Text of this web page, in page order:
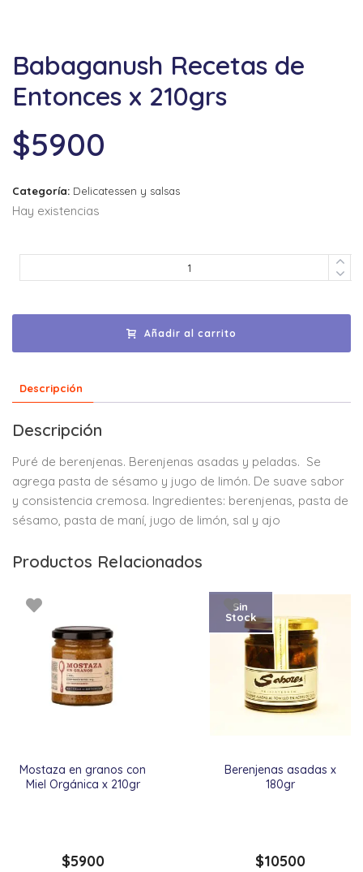
Babaganush Recetas de
Entonces x 210grs
$5900
Categoría: Delicatessen y salsas
Hay existencias
Añadir al carrito
Descripción
Descripción
Puré de berenjenas. Berenjenas asadas y peladas. Se
agrega pasta de sésamo y jugo de limón. De suave sabor
y consistencia cremosa. Ingredientes: berenjenas, pasta de
sésamo, pasta de maní, jugo de limón, sal y ajo
Productos Relacionados
Mostaza en granos con
Miel Orgánica x 210gr
$5900
Berenjenas asadas x
180gr
Sin
Stock
$10500